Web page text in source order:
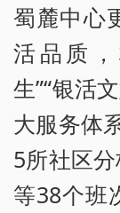
蜀麓中心
活品质
生”“银活
大服务体
5所社区
等38个班